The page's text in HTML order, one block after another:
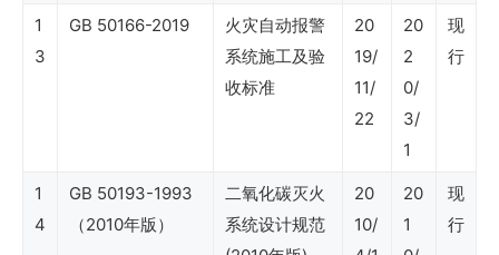
1
3
GB 50166-2019
火灾自动报警
系统施工及验
收标准
20
19/
11/
22
20
2
0/
3/
1
现
行
1
4
GB 50193-1993
（2010年版）
二氧化碳灭火
系统设计规范
20
10/
20
1
现
行